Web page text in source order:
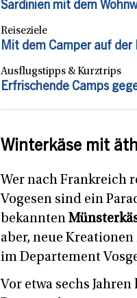
Sardinien mit dem
Reiseziele
Mit dem Camper auf
Ausflugstipps & Kurztrips
Erfrischende Camps
Winterkäse mit
Wer nach Frankreich
Vogesen sind ein
bekannten
aber, neue
im Departement
Vor etwa sechs